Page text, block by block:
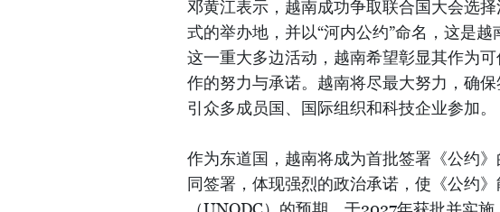
邓黄江表示，越南成功争取联合国大会选
式的举办地，并以“河内公约”命名，这是
这一重大多边活动，越南希望彰显其作为
作的努力与承诺。越南将尽最大努力，确
引众多成员国、国际组织和科技企业参加。
作为东道国，越南将成为首批签署《公约
同签署，体现强烈的政治承诺，使《公约